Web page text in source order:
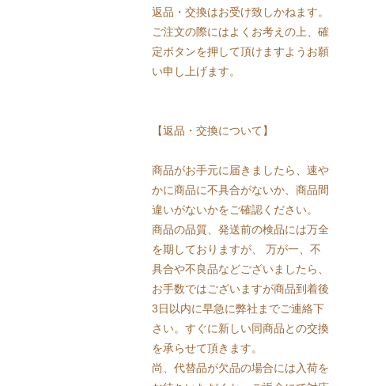
返品・交換はお受け致しかねます。
ご注文の際にはよくお考えの上、確
定ボタンを押して頂けますようお願
い申し上げます。
【返品・交換について】
商品がお手元に届きましたら、速や
かに商品に不具合がないか、商品間
違いがないかをご確認ください。
商品の品質、発送前の検品には万全
を期しておりますが、 万が一、不
具合や不良品などございましたら、
お手数ではございますが商品到着後
3日以内に早急に弊社までご連絡下
さい。すぐに新しい同商品との交換
を承らせて頂きます。
尚、代替品が欠品の場合には入荷を